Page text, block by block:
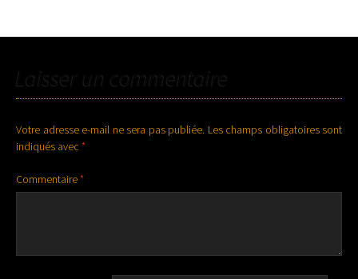
Laisser un commentaire
Votre adresse e-mail ne sera pas publiée. Les champs obligatoires sont
indiqués avec*
Commentaire*